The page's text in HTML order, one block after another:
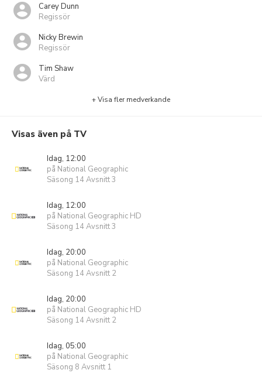
Carey Dunn
Regissör
Nicky Brewin
Regissör
Tim Shaw
Värd
+ Visa fler medverkande
Visas även på TV
Idag, 12:00
på National Geographic
Säsong 14 Avsnitt 3
Idag, 12:00
på National Geographic HD
Säsong 14 Avsnitt 3
Idag, 20:00
på National Geographic
Säsong 14 Avsnitt 2
Idag, 20:00
på National Geographic HD
Säsong 14 Avsnitt 2
Idag, 05:00
på National Geographic
Säsong 8 Avsnitt 1